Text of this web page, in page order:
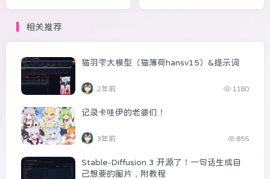
相关推荐
猫羽雫大模型（猫薄荷hansv15）&提示词
2年前 1180
记录卡哇伊的老婆们！
3年前 855
Stable-Diffusion 3 开源了！一句话生成自
己想要的图片，附教程